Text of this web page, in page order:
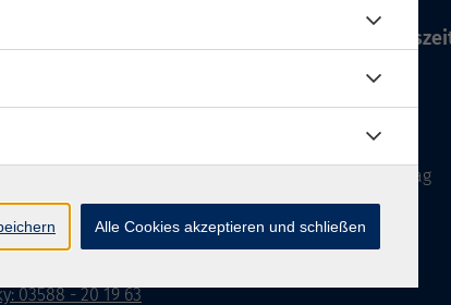
dle.de
03585 - 41 77 442
03585 - 41 77 448
03588 - 20 19 63
Donnerstag
Freitag
Alle Cookies akzeptieren und schließen